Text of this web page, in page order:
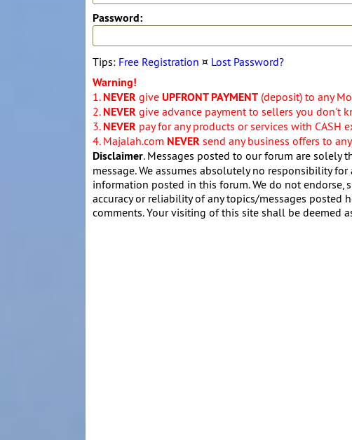
Password:
Tips: Free Registration ¤ Lost Password?
Warning!
1. NEVER give UPFRONT PAYMENT (deposit) to any
2. NEVER give advance payment to sellers you don't
3. NEVER pay for any products or services with CASH
4. Majalah.com NEVER send any business offers to
Disclaimer. Messages posted to our forum are
message. We assumes absolutely no responsibility
information posted in this forum. We do not endorse,
accuracy or reliability of any topics/messages posted
comments. Your visiting of this site shall be deemed